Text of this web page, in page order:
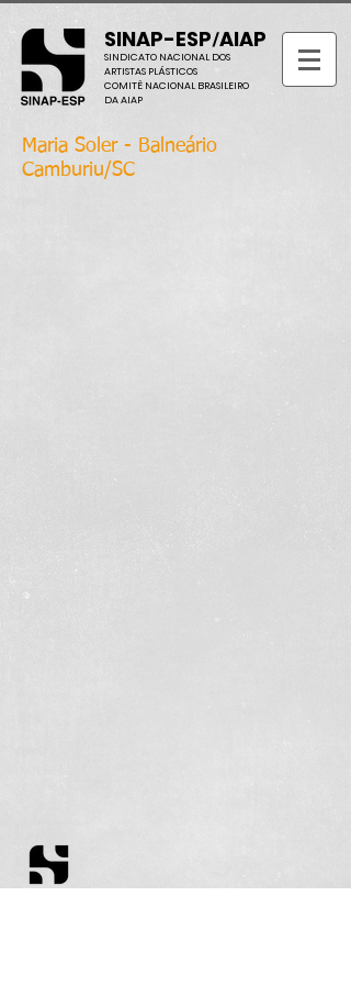
SINAP-ESP/AIAP
SINDICATO NACIONAL DOS
ARTISTAS PLÁSTICOS
COMITÊ NACIONAL BRASILEIRO
DA AIAP
Maria Soler - Balneário
Camburiu/SC